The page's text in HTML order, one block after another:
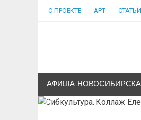
О ПРОЕКТЕ АРТ СТАТЬИ
АФИША НОВОСИБИРСКА